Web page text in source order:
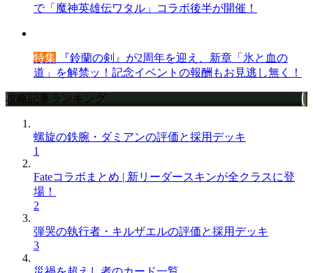
で「魔神英雄伝ワタル」コラボ後半が開催！
特集 『鈴蘭の剣』が2周年を迎え、新章「氷と血の
道」を解禁ッ！記念イベントの報酬もお見逃し無く！
攻略記事ランキング
螺旋の鉄腕・ダミアンの評価と採用デッキ
1
Fateコラボまとめ | 新リーダースキンが全クラスに登
場！
2
弾哭の執行者・キルザエルの評価と採用デッキ
3